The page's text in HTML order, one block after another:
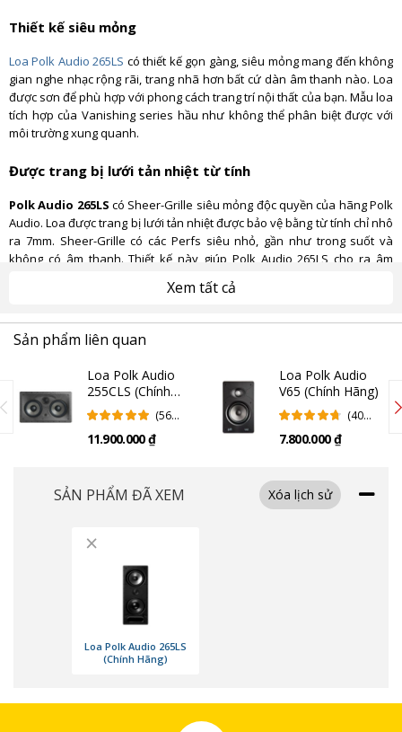
Thiết kế siêu mỏng
Loa Polk Audio 265LS có thiết kế gọn gàng, siêu mỏng mang đến không
gian nghe nhạc rộng rãi, trang nhã hơn bất cứ dàn âm thanh nào. Loa
được sơn để phù hợp với phong cách trang trí nội thất của bạn. Mẫu loa
tích hợp của Vanishing series hầu như không thể phân biệt được với
môi trường xung quanh.
Được trang bị lưới tản nhiệt từ tính
Polk Audio 265LS có Sheer-Grille siêu mỏng độc quyền của hãng Polk
Audio. Loa được trang bị lưới tản nhiệt được bảo vệ bằng từ tính chỉ nhô
ra 7mm. Sheer-Grille có các Perfs siêu nhỏ, gần như trong suốt và
không có âm thanh. Thiết kế này giúp Polk Audio 265LS cho ra âm
thanh sống động, không bị cản trở, phủ sóng rộng và đều hơn, ngay cả
trong những phòng có diện tích lớn.
Loa Tweeter bộ tản nhiệt vòng cân bằng động, được cải tiến mở rộng
Xem tất cả
Sản phẩm liên quan
Loa Polk Audio
255CLS (Chính
Hãng)
(56
Giá)
11.900.000 ₫
Loa Polk Audio
V65 (Chính Hãng)
(40
7.800.000 ₫
SẢN PHẨM ĐÃ XEM Xóa lịch sử
×
Loa Polk Audio 265LS
(Chính Hãng)